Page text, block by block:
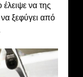
να της
ξεφύγει από